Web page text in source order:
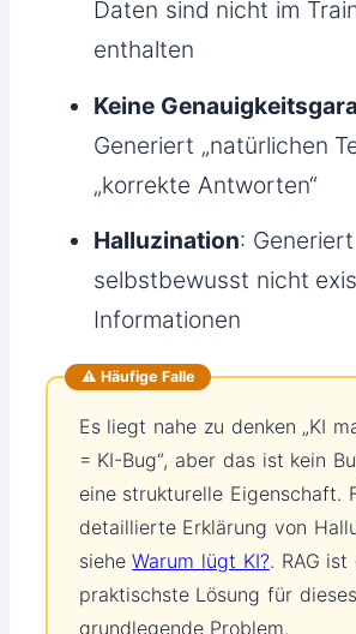
Daten sind nicht im
enthalten
Keine
Generiert „natürlichen
„korrekte Antworten“
Halluzination: Generiert
selbstbewusst nicht
Informationen
⚠️ Häufige Falle
Es liegt nahe zu denken „KI
= KI-Bug“, aber das ist kein
eine strukturelle Eigenschaft.
detaillierte Erklärung von
sieheWarum lügt KI?. RAG ist
praktischste Lösung für dieses
grundlegende Problem.